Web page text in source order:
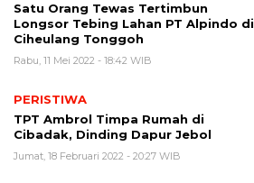
Satu Orang Tewas Tertimbun
Longsor Tebing Lahan PT Alpindo di
Ciheulang Tonggoh
Rabu, 11 Mei 2022 - 18:42 WIB
PERISTIWA
TPT Ambrol Timpa Rumah di
Cibadak, Dinding Dapur Jebol
Jumat, 18 Februari 2022 - 20:27 WIB